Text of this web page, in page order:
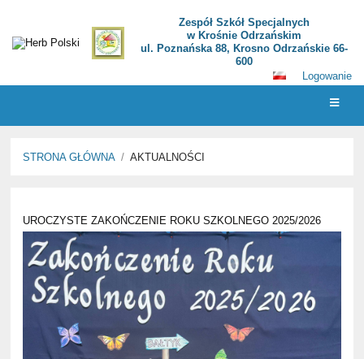
Zespół Szkół Specjalnych
w Krośnie Odrzańskim
ul. Poznańska 88, Krosno Odrzańskie 66-
600
Logowanie
STRONA GŁÓWNA / AKTUALNOŚCI
UROCZYSTE ZAKOŃCZENIE ROKU SZKOLNEGO 2025/2026